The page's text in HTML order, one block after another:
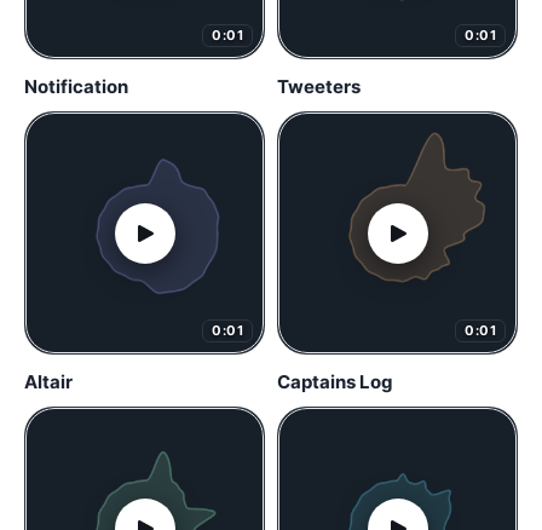
0:01
Notification
0:01
Tweeters
0:01
Altair
0:01
Captains Log